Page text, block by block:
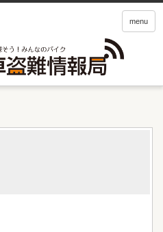
menu